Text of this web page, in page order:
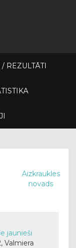
REZULTĀTI
Aizkraukles
novads
jaunieši
Valmiera